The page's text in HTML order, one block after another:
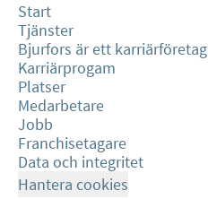
Start
Tjänster
Bjurfors är ett karriärföretag
Karriärprogam
Platser
Medarbetare
Jobb
Franchisetagare
Data och integritet
Hantera cookies